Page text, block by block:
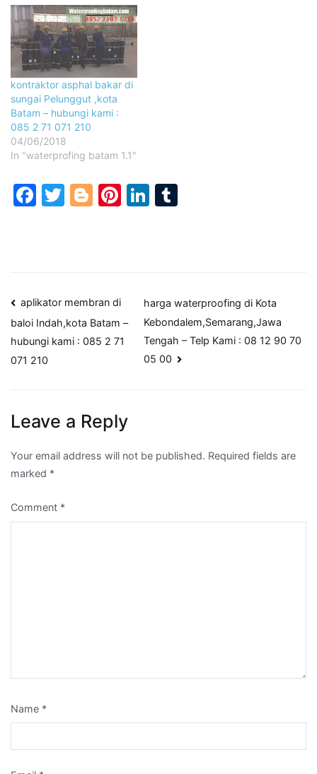
kontraktor asphal bakar di
sungai Pelunggut ,kota
Batam – hubungi kami :
085 2 71 071 210
04/06/2018
In "waterprofing batam 1.1"
Facebook
Twitter
Blogger
Pinterest
LinkedIn
Post
navigation
aplikator membran di
baloi Indah,kota Batam –
hubungi kami : 085 2 71
071 210
harga waterproofing di Kota
Kebondalem,Semarang,Jawa
Tengah – Telp Kami : 08 12 90 70
05 00
Leave a Reply
Your email address will not be published. Required fields are
marked *
Comment *
Name *